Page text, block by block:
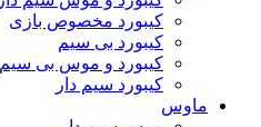
کیبورد مخصوص بازی
کیبورد بی سیم
کیبورد و موس بی سیم
کیبورد سیم دار
ماوس